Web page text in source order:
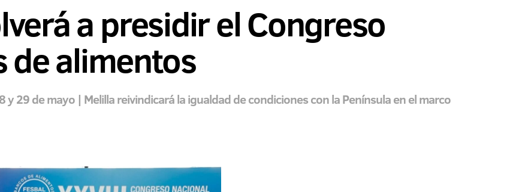
a presidir el Congreso
de alimentos
y 29 de mayo | Melilla reivindicará la igualdad de condiciones con la Península en el marco